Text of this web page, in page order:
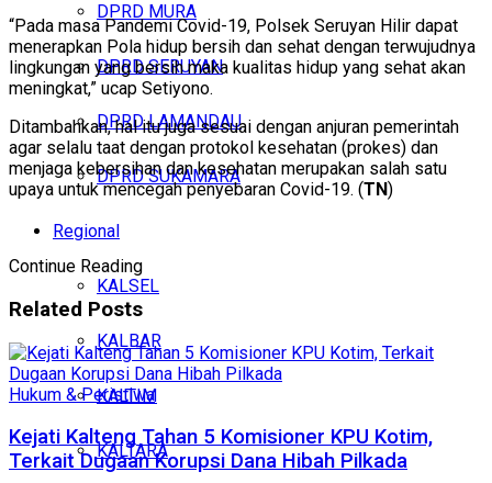
DPRD MURA
DPRD SERUYAN
DPRD LAMANDAU
DPRD SUKAMARA
Regional
KALSEL
KALBAR
KALTIM
KALTARA
“Pada masa Pandemi Covid-19, Polsek Seruyan Hilir dapat
menerapkan Pola hidup bersih dan sehat dengan terwujudnya
lingkungan yang bersih maka kualitas hidup yang sehat akan
meningkat,” ucap Setiyono.
Ditambahkan, hal itu juga sesuai dengan anjuran pemerintah
agar selalu taat dengan protokol kesehatan (prokes) dan
menjaga kebersihan dan kesehatan merupakan salah satu
upaya untuk mencegah penyebaran Covid-19. (TN)
Continue Reading
Related Posts
Hukum & Peristiwa
Kejati Kalteng Tahan 5 Komisioner KPU Kotim,
Terkait Dugaan Korupsi Dana Hibah Pilkada